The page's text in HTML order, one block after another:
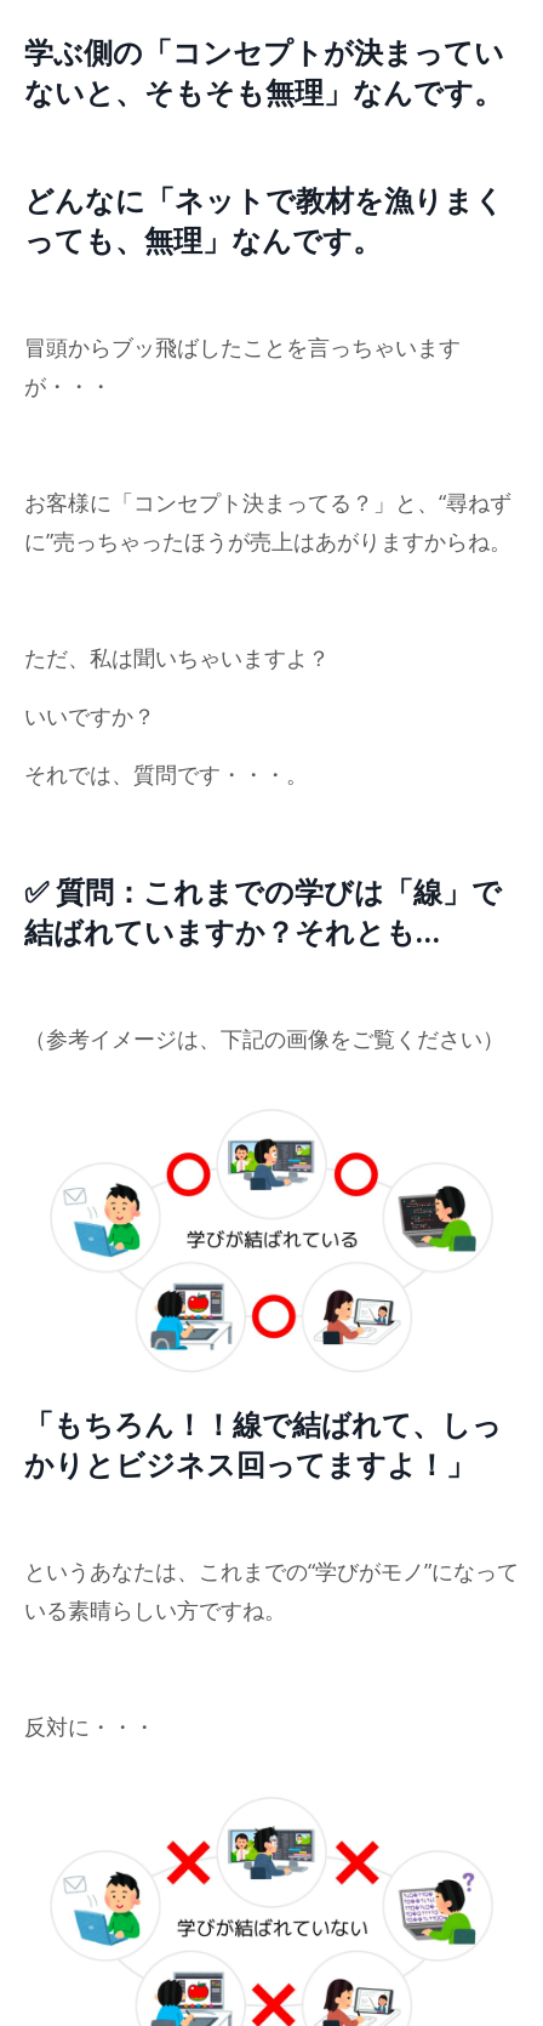
学ぶ側の「コンセプトが決まってい
ないと、そもそも無理」 なんです。
どんなに「ネットで教材を漁りまく
っても、無理」なんです。
冒頭からブッ飛ばしたことを言っちゃいます
が・・・
お客様に「コンセプト決まってる？」と、“尋ねず
に”売っちゃったほうが売上はあがりますからね。
ただ、私は聞いちゃいますよ？
いいですか？
それでは、質問です・・・。
✅ 質問：これまでの学びは「線」で
結ばれていますか？それとも…
（参考イメージは、下記の画像をご覧ください）
「もちろん！！線で結ばれて、しっ
かりとビジネス回ってますよ！」
というあなたは、これまでの“学びがモノ”になって
いる素晴らしい方ですね。
反対に・・・